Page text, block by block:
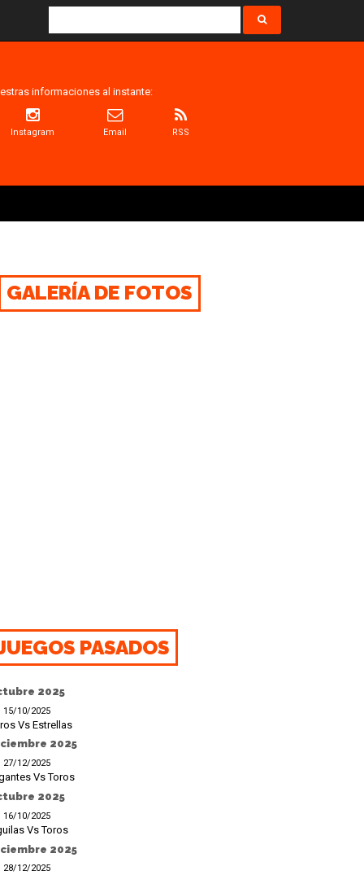
informaciones al instante:
Instagram Email RSS
GALERÍA DE FOTOS
PASADOS
2025
15/10/2025
Vs Estrellas
2025
27/12/2025
Vs Toros
2025
16/10/2025
Vs Toros
2025
28/12/2025